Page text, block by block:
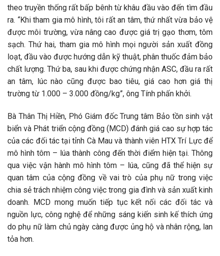
theo truyền thống rất bấp bênh từ khâu đầu vào đến tìm đầu
ra. “Khi tham gia mô hình, tôi rất an tâm, thứ nhất vừa bảo vệ
được môi trường, vừa nâng cao được giá trị gạo thơm, tôm
sạch. Thứ hai, tham gia mô hình mọi người sản xuất đồng
loạt, đầu vào được hướng dẫn kỹ thuật, phân thuốc đảm bảo
chất lượng. Thứ ba, sau khi được chứng nhận ASC, đầu ra rất
an tâm, lúc nào cũng được bao tiêu, giá cao hơn giá thị
trường từ 1.000 – 3.000 đồng/kg”, ông Tính phấn khởi.
Bà Thân Thị Hiền, Phó Giám đốc Trung tâm Bảo tồn sinh vật
biển và Phát triển cộng đồng (MCD) đánh giá cao sự hợp tác
của các đối tác tại tỉnh Cà Mau và thành viên HTX Trí Lực để
mô hình tôm – lúa thành công đến thời điểm hiện tại. Thông
qua việc vận hành mô hình tôm – lúa, cũng đã thể hiện sự
quan tâm của cộng đồng về vai trò của phụ nữ trong việc
chia sẻ trách nhiệm công việc trong gia đình và sản xuất kinh
doanh. MCD mong muốn tiếp tục kết nối các đối tác và
nguồn lực, công nghệ để những sáng kiến sinh kế thích ứng
do phụ nữ làm chủ ngày càng được ủng hộ và nhân rộng, lan
tỏa hơn.